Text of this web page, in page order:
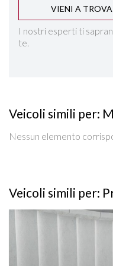
SEDILI
SPECCHIETTI
VIENI A
I nostri esperti ti
te.
Veicoli simili per:
Nessun elemento
Veicoli simili per:
Vedi dettagli